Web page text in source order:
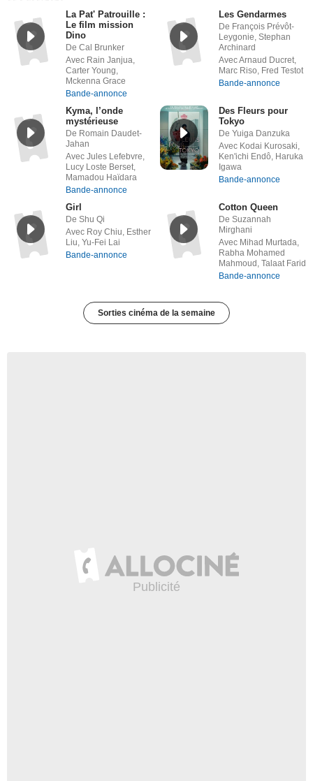
La Pat' Patrouille :
Le film mission
Dino
De Cal Brunker
Avec Rain Janjua,
Carter Young,
Mckenna Grace
Bande-annonce
Les Gendarmes
De François Prévôt-
Leygonie, Stephan
Archinard
Avec Arnaud Ducret,
Marc Riso, Fred Testot
Bande-annonce
Kyma, l’onde
mystérieuse
De Romain Daudet-
Jahan
Avec Jules Lefebvre,
Lucy Loste Berset,
Mamadou Haïdara
Bande-annonce
Des Fleurs pour
Tokyo
De Yuiga Danzuka
Avec Kodai Kurosaki,
Ken'ichi Endô, Haruka
Igawa
Bande-annonce
Girl
De Shu Qi
Avec Roy Chiu, Esther
Liu, Yu-Fei Lai
Bande-annonce
Cotton Queen
De Suzannah
Mirghani
Avec Mihad Murtada,
Rabha Mohamed
Mahmoud, Talaat Farid
Bande-annonce
Sorties cinéma de la semaine